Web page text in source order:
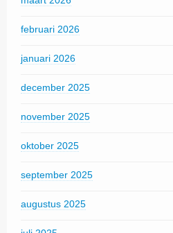
februari 2026
januari 2026
december 2025
november 2025
oktober 2025
september 2025
augustus 2025